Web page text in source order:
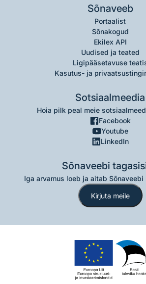
Sõnaveeb
Portaalist
Sõnakogud
Ekilex API
Uudised ja teated
Ligipääsetavuse
Kasutus- ja
Sotsiaalmeedia
Hoia pilk peal meie
Facebook
Youtube
LinkedIn
Sõnaveebi
Iga arvamus loeb ja aitab Sõnaveebi
Kirjuta meile